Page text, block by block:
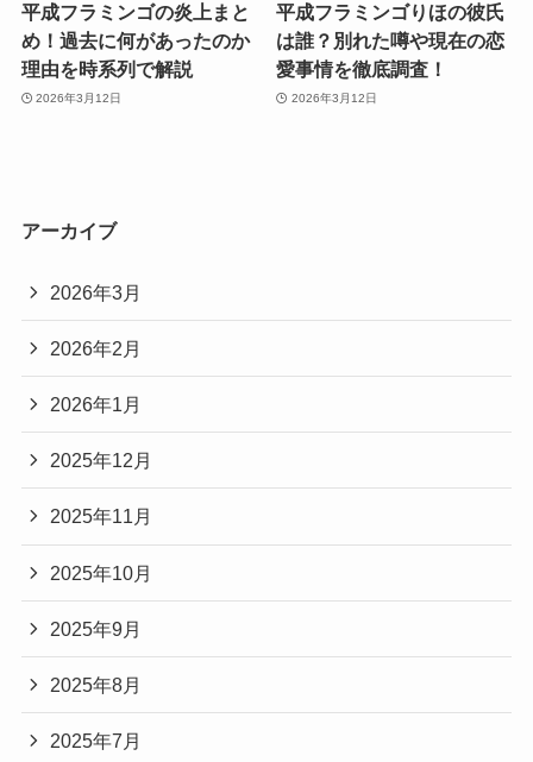
平成フラミンゴの炎上まと
め！過去に何があったのか
理由を時系列で解説
2026年3月12日
平成フラミンゴりほの彼氏
は誰？別れた噂や現在の恋
愛事情を徹底調査！
2026年3月12日
アーカイブ
2026年3月
2026年2月
2026年1月
2025年12月
2025年11月
2025年10月
2025年9月
2025年8月
2025年7月